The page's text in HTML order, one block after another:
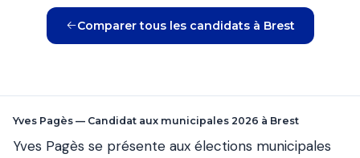
Comparer tous les candidats à Brest
Yves Pagès — Candidat aux municipales 2026 à Brest
Yves Pagès se présente aux élections municipales